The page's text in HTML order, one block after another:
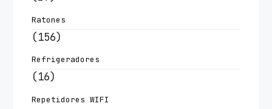
Ratones
(156)
Refrigeradores
(16)
Repetidores WIFI